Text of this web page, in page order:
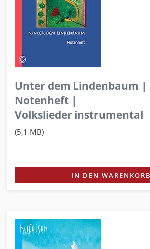
Unter dem Lindenbaum |
Notenheft |
Volkslieder instrumental
(5,1 MB)
IN DEN WARENKORB